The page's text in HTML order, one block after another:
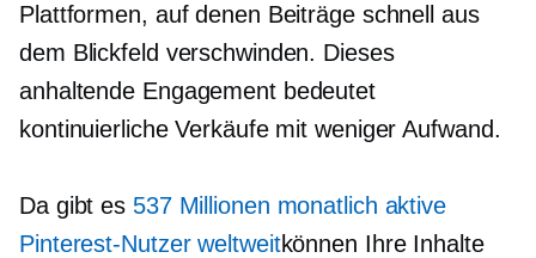
Plattformen, auf denen Beiträge schnell aus
dem Blickfeld verschwinden. Dieses
anhaltende Engagement bedeutet
kontinuierliche Verkäufe mit weniger Aufwand.
Da gibt es 537 Millionen monatlich aktive
Pinterest-Nutzer weltweitkönnen Ihre Inhalte